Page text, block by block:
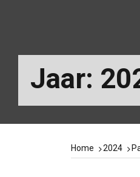
Jaar:
Home 2024